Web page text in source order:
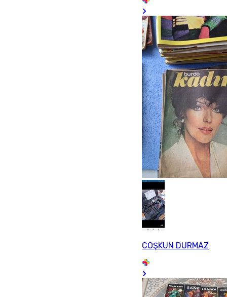
COŞKUN DURMAZ